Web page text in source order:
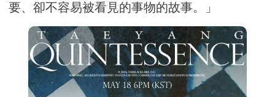
要、卻不容易被看見的事物的故事。」